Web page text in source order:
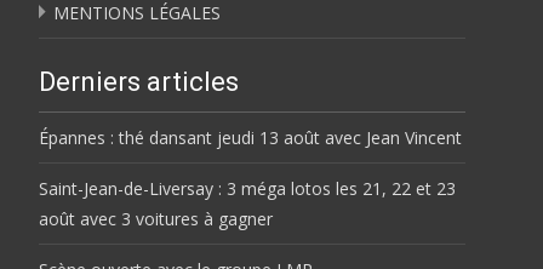
MENTIONS LÉGALES
Derniers articles
Épannes : thé dansant jeudi 13 août avec Jean Vincent
Saint-Jean-de-Liversay : 3 méga lotos les 21, 22 et 23
août avec 3 voitures à gagner